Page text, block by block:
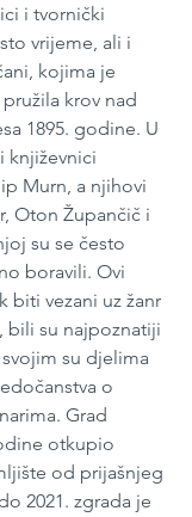
i tvornički
vrijeme, ali i
kojima je
krov nad
1895. godine. U
književnici
Murn, a njihovi
Oton Župančič i
su se često
boravili. Ovi
biti vezani uz žanr
bili su najpoznatiji
su djelima
o
Grad
otkupio
od prijašnjeg
2021. zgrada je